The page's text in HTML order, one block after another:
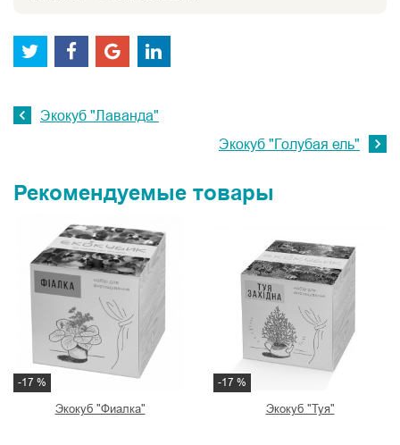
Экокуб "Лаванда"
Экокуб "Голубая ель"
Рекомендуемые товары
-17 %
Экокуб "Фиалка"
-17 %
Экокуб "Туя"